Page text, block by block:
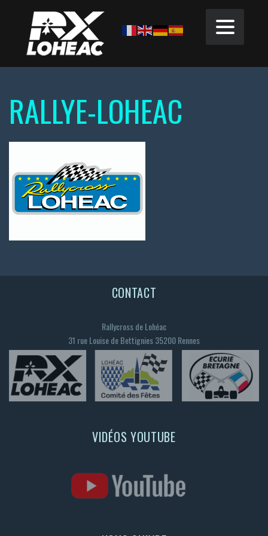
RALLYE-LOHEAC
CONTACT
Rallycross de Lohéac
31 rue Louise de Bettignies 35200 Rennes
VIDÉOS YOUTUBE